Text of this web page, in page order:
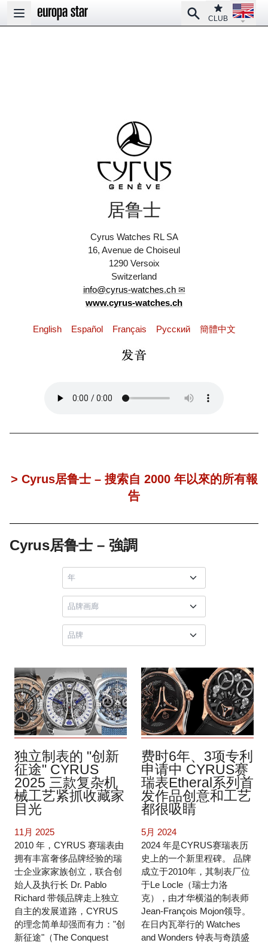
Open main menu
SearchClub
CLUB
Open
居鲁士
Cyrus Watches RL SA
16, Avenue de Choiseul
1290 Versoix
Switzerland
info@cyrus-watches.ch
www.cyrus-watches.ch
English Español Français Pусский 簡體中文
> Cyrus居鲁士 – 搜索自 2000 年以來的所有報
告
Cyrus居鲁士 – 強調
独立制表的 "创新
征途" CYRUS
2025 三款复杂机
械工艺紧抓收藏家
目光
11月 2025
2010 年，CYRUS 赛瑞表由
拥有丰富奢侈品牌经验的瑞
士企业家家族创立，联合创
始人及执行长 Dr. Pablo
Richard 带领品牌走上独立
自主的发展道路，CYRUS
的理念简单却强而有力："创
新征途"（The Conquest
费时6年、3项专利
申请中 CYRUS赛
瑞表Etheral系列首
发作品创意和工艺
都很吸睛
5月 2024
2024 年是CYRUS赛瑞表历
史上的一个新里程碑。 品牌
成立于2010年，其制表厂位
于Le Locle（瑞士力洛
克），由才华横溢的制表师
Jean-François Mojon领导。
在日内瓦举行的 Watches
and Wonders 钟表与奇蹟盛